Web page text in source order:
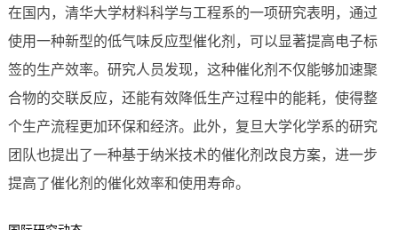
在国内，清华大学材料科学与工程系的一项研究表明，通过
使用一种新型的低气味反应型催化剂，可以显著提高电子标
签的生产效率。研究人员发现，这种催化剂不仅能够加速聚
合物的交联反应，还能有效降低生产过程中的能耗，使得整
个生产流程更加环保和经济。此外，复旦大学化学系的研究
团队也提出了一种基于纳米技术的催化剂改良方案，进一步
提高了催化剂的催化效率和使用寿命。